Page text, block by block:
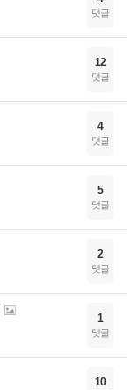
댓글
12
댓글
4
댓글
5
댓글
2
댓글
1
댓글
10